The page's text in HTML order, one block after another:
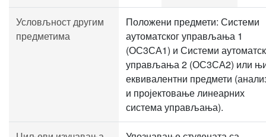
Условљност другим
предметима
Положени предмети: Системи
аутоматског управљања 1
(ОС3СА1) и Системи
управљања 2 (ОС3СА2) или
еквивалентни предмети
и пројектовање линеарних
система управљања).